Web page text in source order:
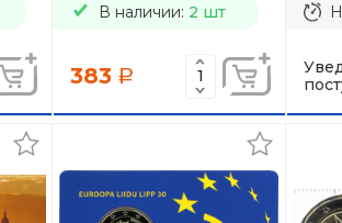
В наличии: 2 шт
383 a